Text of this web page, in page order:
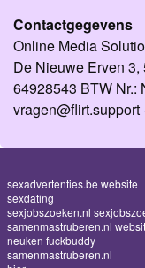
Contactgegevens
Online Media
De Nieuwe Erven
64928543 BTW Nr.:
sexadvertenties.be website
sexdating
sexjobszoeken.nl
samenmastruberen.nl
neuken fuckbuddy
samenmastruberen.nl